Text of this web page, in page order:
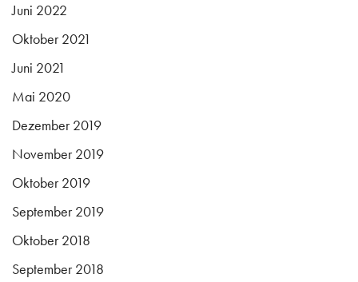
Juni 2022
Oktober 2021
Juni 2021
Mai 2020
Dezember 2019
November 2019
Oktober 2019
September 2019
Oktober 2018
September 2018